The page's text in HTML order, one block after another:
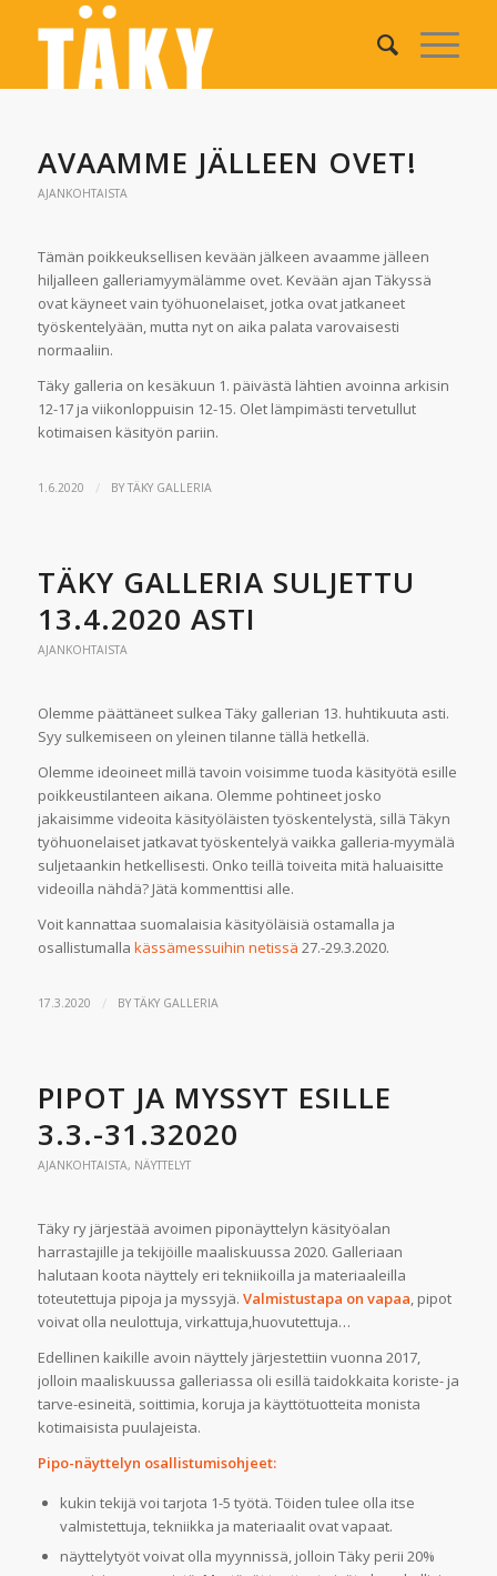
AVAAMME JÄLLEEN OVET!
AJANKOHTAISTA
Tämän poikkeuksellisen kevään jälkeen avaamme jälleen
hiljalleen galleriamyymälämme ovet. Kevään ajan Täkyssä
ovat käyneet vain työhuonelaiset, jotka ovat jatkaneet
työskentelyään, mutta nyt on aika palata varovaisesti
normaaliin.
Täky galleria on kesäkuun 1. päivästä lähtien avoinna arkisin
12-17 ja viikonloppuisin 12-15. Olet lämpimästi tervetullut
kotimaisen käsityön pariin.
1.6.2020 / BYTÄKY GALLERIA
TÄKY GALLERIA SULJETTU
13.4.2020 ASTI
AJANKOHTAISTA
Olemme päättäneet sulkea Täky gallerian 13. huhtikuuta asti.
Syy sulkemiseen on yleinen tilanne tällä hetkellä.
Olemme ideoineet millä tavoin voisimme tuoda käsityötä esille
poikkeustilanteen aikana. Olemme pohtineet josko
jakaisimme videoita käsityöläisten työskentelystä, sillä Täkyn
työhuonelaiset jatkavat työskentelyä vaikka galleria-myymälä
suljetaankin hetkellisesti. Onko teillä toiveita mitä haluaisitte
videoilla nähdä? Jätä kommenttisi alle.
Voit kannattaa suomalaisia käsityöläisiä ostamalla ja
osallistumalla kässämessuihin netissä 27.-29.3.2020.
17.3.2020 / BYTÄKY GALLERIA
PIPOT JA MYSSYT ESILLE
3.3.-31.32020
AJANKOHTAISTA, NÄYTTELYT
Täky ry järjestää avoimen piponäyttelyn käsityöalan
harrastajille ja tekijöille maaliskuussa 2020. Galleriaan
halutaan koota näyttely eri tekniikoilla ja materiaaleilla
toteutettuja pipoja ja myssyjä. Valmistustapa on vapaa, pipot
voivat olla neulottuja, virkattuja,huovutettuja…
Edellinen kaikille avoin näyttely järjestettiin vuonna 2017,
jolloin maaliskuussa galleriassa oli esillä taidokkaita koriste- ja
tarve-esineitä, soittimia, koruja ja käyttötuotteita monista
kotimaisista puulajeista.
Pipo-näyttelyn osallistumisohjeet:
kukin tekijä voi tarjota 1-5 työtä. Töiden tulee olla itse
valmistettuja, tekniikka ja materiaalit ovat vapaat.
näyttelytyöt voivat olla myynnissä, jolloin Täky perii 20%